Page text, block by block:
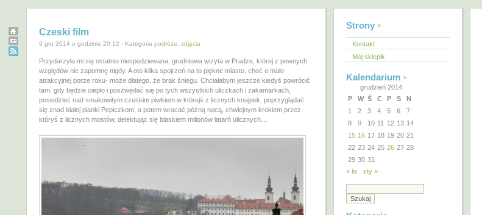
Czeski film
9 gru 2014 o godzinie 20:12 · Kategoria podróże zdjęcia
Przydarzyła mi się ostatnio niespodziewana, grudniowa wizyta w Pradze, której z pewnych
względów nie zapomnę nigdy. A oto kilka spojrzeń na to piękne miasto, choć o mało
atrakcyjnej porze roku- może dlatego, że brak śniegu. Chciałabym jeszcze kiedyś powrócić
tam, gdy będzie ciepło i poszwędać się po tych wszystkich uliczkach i zakamarkach,
posiedzieć nad smakowitym czeskim piwkiem w którejś z licznych knajpek, poprzyglądać
się znad białej pianki Pepiczkom, a potem wracać późną nocą, chwiejnym krokiem przez
któryś z licznych mostów, delektując się blaskiem milionów latarń ulicznych…
Strony
Kontakt
Mój sklepik
Kalendarium
grudzień 2014
P
W Ś C P S
N
1
2 3 4 5 6
7
8
9 10 11 12 13 14
15 16 17 18 19 20 21
22 23 24 25 26 27 28
29 30 31
« lis
sty »